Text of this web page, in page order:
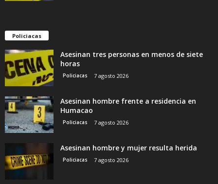
Policiacas
Asesinan tres personas en menos de siete
horas
Policiacas 7 agosto 2026
Asesinan hombre frente a residencia en
Humacao
Policiacas 7 agosto 2026
Asesinan hombre y mujer resulta herida
Policiacas 7 agosto 2026